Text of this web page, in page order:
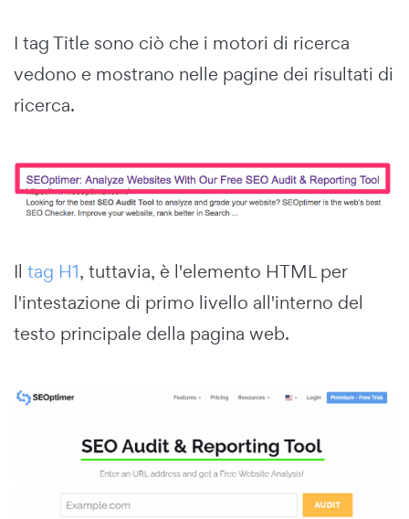
I tag Title sono ciò che i motori di ricerca
vedono e mostrano nelle pagine dei risultati di
ricerca.
Il tag H1, tuttavia, è l'elemento HTML per
l'intestazione di primo livello all'interno del
testo principale della pagina web.